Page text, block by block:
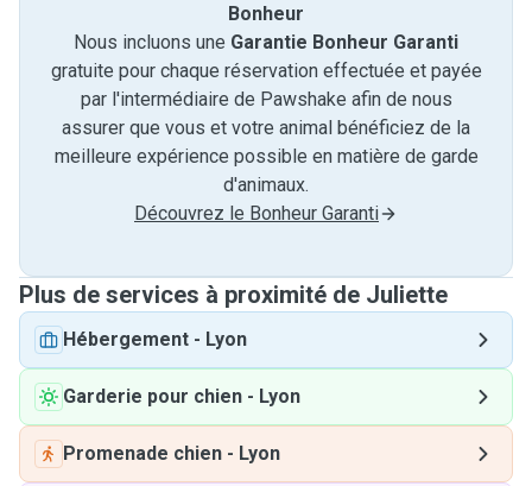
Bonheur
Nous incluons une Garantie Bonheur Garanti
gratuite pour chaque réservation effectuée et payée
par l'intermédiaire de Pawshake afin de nous
assurer que vous et votre animal bénéficiez de la
meilleure expérience possible en matière de garde
d'animaux.
Découvrez le Bonheur Garanti
Plus de services à proximité de Juliette
Hébergement - Lyon
Garderie pour chien - Lyon
Promenade chien - Lyon